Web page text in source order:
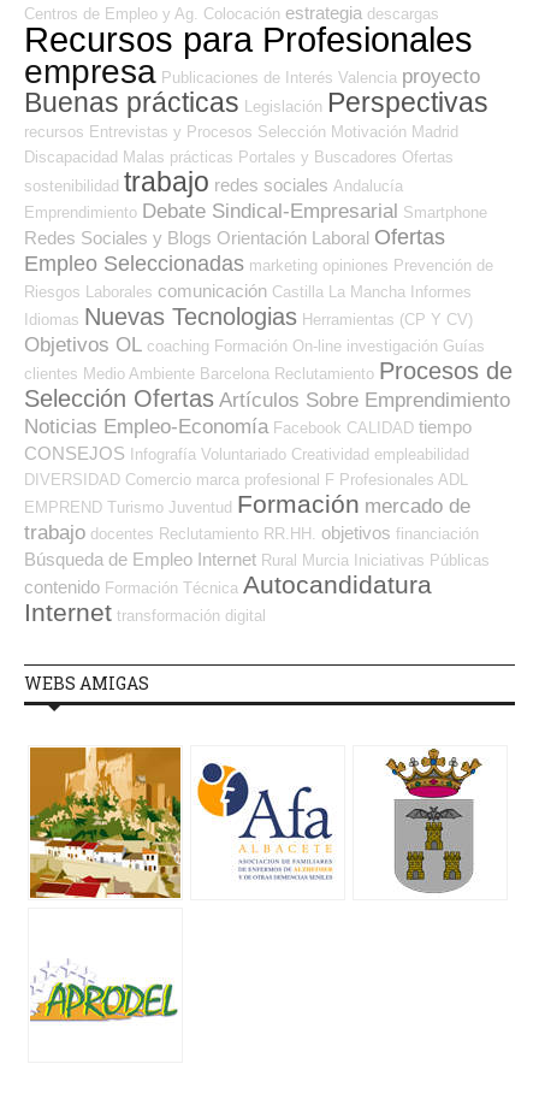
Centros de Empleo y Ag. Colocación estrategia descargas
Recursos para Profesionales
empresa Publicaciones de Interés Valencia proyecto
Buenas prácticas Legislación Perspectivas
recursos Entrevistas y Procesos Selección Motivación Madrid
Discapacidad Malas prácticas Portales y Buscadores Ofertas
sostenibilidad trabajo redes sociales Andalucía
Emprendimiento Debate Sindical-Empresarial Smartphone
Redes Sociales y Blogs Orientación Laboral Ofertas
Empleo Seleccionadas marketing opiniones Prevención de
Riesgos Laborales comunicación Castilla La Mancha Informes
Idiomas Nuevas Tecnologias Herramientas (CP Y CV)
Objetivos OL coaching Formación On-line investigación Guías
clientes Medio Ambiente Barcelona Reclutamiento Procesos de
Selección Ofertas Artículos Sobre Emprendimiento
Noticias Empleo-Economía Facebook CALIDAD tiempo
CONSEJOS Infografía Voluntariado Creatividad empleabilidad
DIVERSIDAD Comercio marca profesional F Profesionales ADL
EMPREND Turismo Juventud Formación mercado de
trabajo docentes Reclutamiento RR.HH. objetivos financiación
Búsqueda de Empleo Internet Rural Murcia Iniciativas Públicas
contenido Formación Técnica Autocandidatura
Internet transformación digital
WEBS AMIGAS